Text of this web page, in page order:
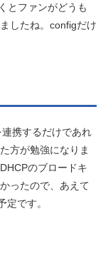
とファンがどうも
したね。configだけ
携するだけであれ
方が勉強になりま
のブロードキ
ったので、あえて
です。